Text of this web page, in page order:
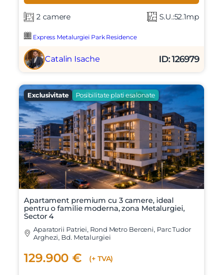
2 camere S.U.:52.1mp
Express Metalurgiei Park Residence
Catalin Isache ID: 126979
Exclusivitate Posibilitate plati esalonate
Apartament premium cu 3 camere, ideal
pentru o familie moderna, zona Metalurgiei,
Sector 4
Aparatorii Patriei, Rond Metro Berceni, Parc Tudor
Arghezi, Bd. Metalurgiei
129.900 € (+ TVA)